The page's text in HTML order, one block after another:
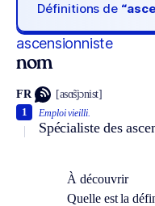
Définitions de
ascensionniste
nom
FR [asɑ̃sjɔnist]
Emploi vieilli.
Spécialiste des
1
À découvrir
Quelle est la